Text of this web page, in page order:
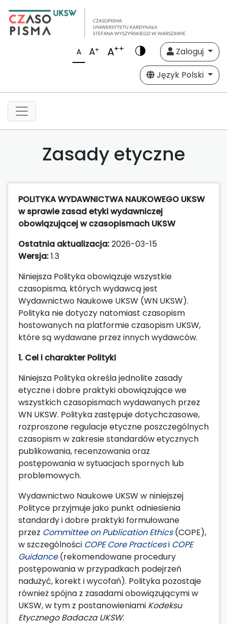
A A+ A++
Zaloguj
Język Polski
Zasady etyczne
POLITYKA WYDAWNICTWA NAUKOWEGO UKSW
w sprawie zasad etyki wydawniczej
obowiązującej w czasopismach UKSW
Ostatnia aktualizacja:2026-03-15
Wersja:1.3
Niniejsza Polityka obowiązuje wszystkie
czasopisma, których wydawcą jest
Wydawnictwo Naukowe UKSW (WN UKSW).
Polityka nie dotyczy natomiast czasopism
hostowanych na platformie czasopism UKSW,
które są wydawane przez innych wydawców.
1. Cel i charakter Polityki
Niniejsza Polityka określa jednolite zasady
etyczne i dobre praktyki obowiązujące we
wszystkich czasopismach wydawanych przez
WN UKSW. Polityka zastępuje dotychczasowe,
rozproszone regulacje etyczne poszczególnych
czasopism w zakresie standardów etycznych
publikowania, recenzowania oraz
postępowania w sytuacjach spornych lub
problemowych.
Wydawnictwo Naukowe UKSW w niniejszej
Polityce przyjmuje jako punkt odniesienia
standardy i dobre praktyki formułowane
przez Committee on Publication Ethics(COPE),
w szczególności COPE Core Practicesi COPE
Guidance(rekomendowane procedury
postępowania w przypadkach podejrzeń
nadużyć, korekt i wycofań). Polityka pozostaje
również spójna z zasadami obowiązującymi w
UKSW, w tym z postanowieniami Kodeksu
Etycznego Badacza UKSW.